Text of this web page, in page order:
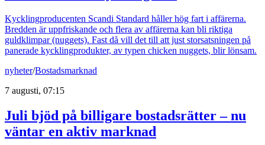
Kycklingproducenten Scandi Standard håller hög fart i affärerna.
Bredden är uppfriskande och flera av affärerna kan bli riktiga
guldklimpar (nuggets). Fast då vill det till att just storsatsningen på
panerade kycklingprodukter, av typen chicken nuggets, blir lönsam.
nyheter/Bostadsmarknad
7 augusti, 07:15
Juli bjöd på billigare bostadsrätter – nu
väntar en aktiv marknad